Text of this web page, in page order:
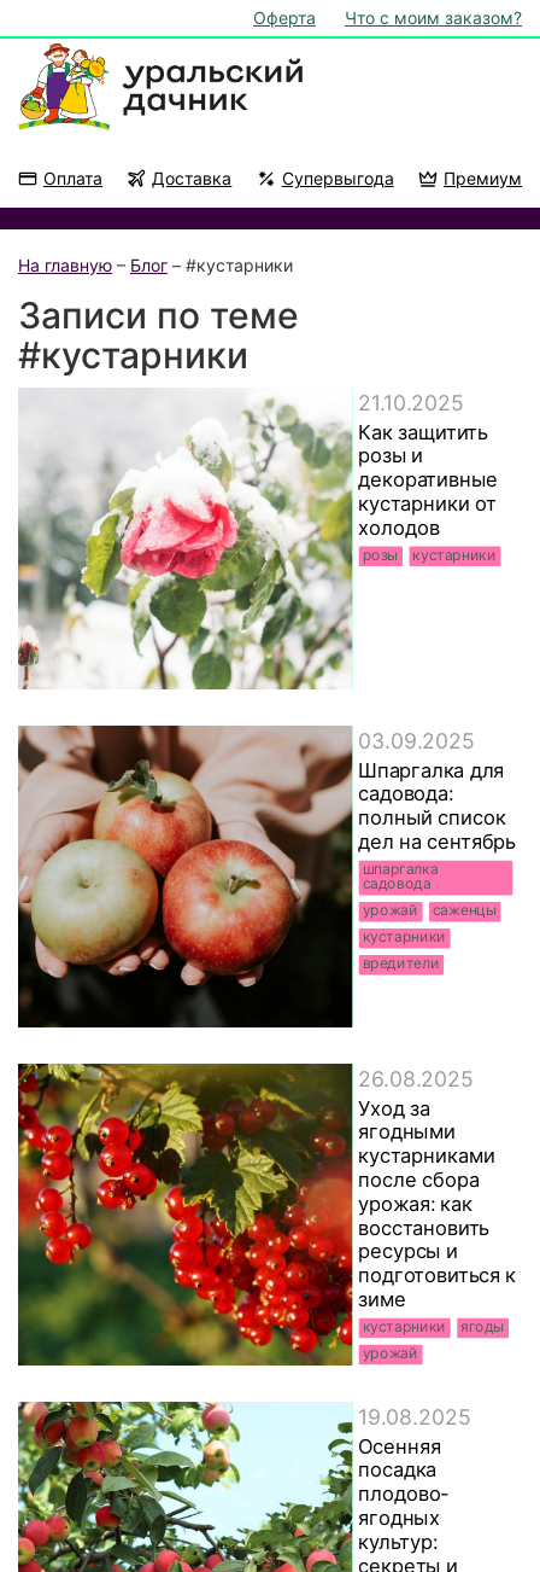
Оферта Что с моим заказом?
Оплата Доставка Супервыгода Премиум
На главную – Блог – #кустарники
Записи по теме
#кустарники
21.10.2025
Как защитить
розы и
декоративные
кустарники от
холодов
розы кустарники
03.09.2025
Шпаргалка для
садовода:
полный список
дел на сентябрь
шпаргалка
садовода
урожай
саженцы
кустарники
вредители
26.08.2025
Уход за
ягодными
кустарниками
после сбора
урожая: как
восстановить
ресурсы и
подготовиться к
зиме
кустарники
ягоды
урожай
19.08.2025
Осенняя
посадка
плодово-
ягодных
культур:
секреты и